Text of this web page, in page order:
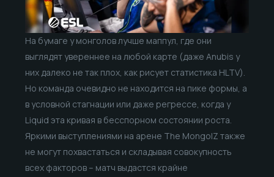
На бумаге у монголов лучше маппул, где они
выглядят увереннее на любой карте (даже Anubis у
них далеко не так плох, как рисует статистика HLTV).
Но команда очевидно не находится на пике формы, а
в условной стагнации или даже регрессе, когда у
Liquid эта кривая в бесспорном состоянии роста.
Яркими выступлениями на арене The MongolZ также
не могут похвастаться и складывая совокупность
всех факторов – матч выдастся крайне